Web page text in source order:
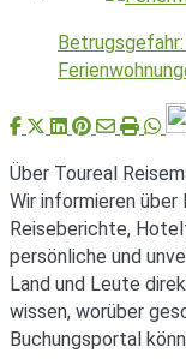
Über Toureal
Wir informieren über
Reiseberichte,
persönliche und
Land und Leute
wissen, worüber
Buchungsportal